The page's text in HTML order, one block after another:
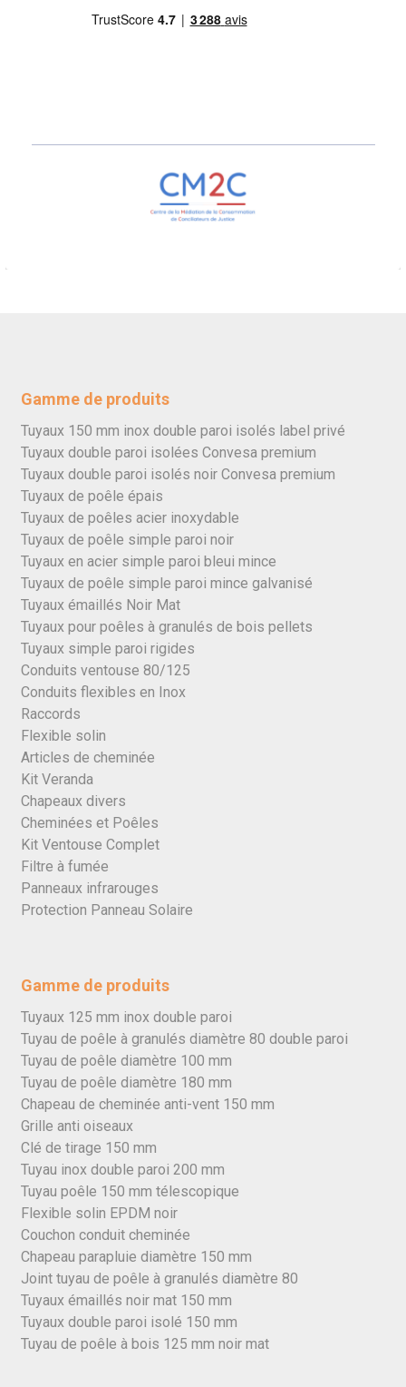
Gamme de produits
Tuyaux 150 mm inox double paroi isolés label privé
Tuyaux double paroi isolées Convesa premium
Tuyaux double paroi isolés noir Convesa premium
Tuyaux de poêle épais
Tuyaux de poêles acier inoxydable
Tuyaux de poêle simple paroi noir
Tuyaux en acier simple paroi bleui mince
Tuyaux de poêle simple paroi mince galvanisé
Tuyaux émaillés Noir Mat
Tuyaux pour poêles à granulés de bois pellets
Tuyaux simple paroi rigides
Conduits ventouse 80/125
Conduits flexibles en Inox
Raccords
Flexible solin
Articles de cheminée
Kit Veranda
Chapeaux divers
Cheminées et Poêles
Kit Ventouse Complet
Filtre à fumée
Panneaux infrarouges
Protection Panneau Solaire
Gamme de produits
Tuyaux 125 mm inox double paroi
Tuyau de poêle à granulés diamètre 80 double paroi
Tuyau de poêle diamètre 100 mm
Tuyau de poêle diamètre 180 mm
Chapeau de cheminée anti-vent 150 mm
Grille anti oiseaux
Clé de tirage 150 mm
Tuyau inox double paroi 200 mm
Tuyau poêle 150 mm télescopique
Flexible solin EPDM noir
Couchon conduit cheminée
Chapeau parapluie diamètre 150 mm
Joint tuyau de poêle à granulés diamètre 80
Tuyaux émaillés noir mat 150 mm
Tuyaux double paroi isolé 150 mm
Tuyau de poêle à bois 125 mm noir mat